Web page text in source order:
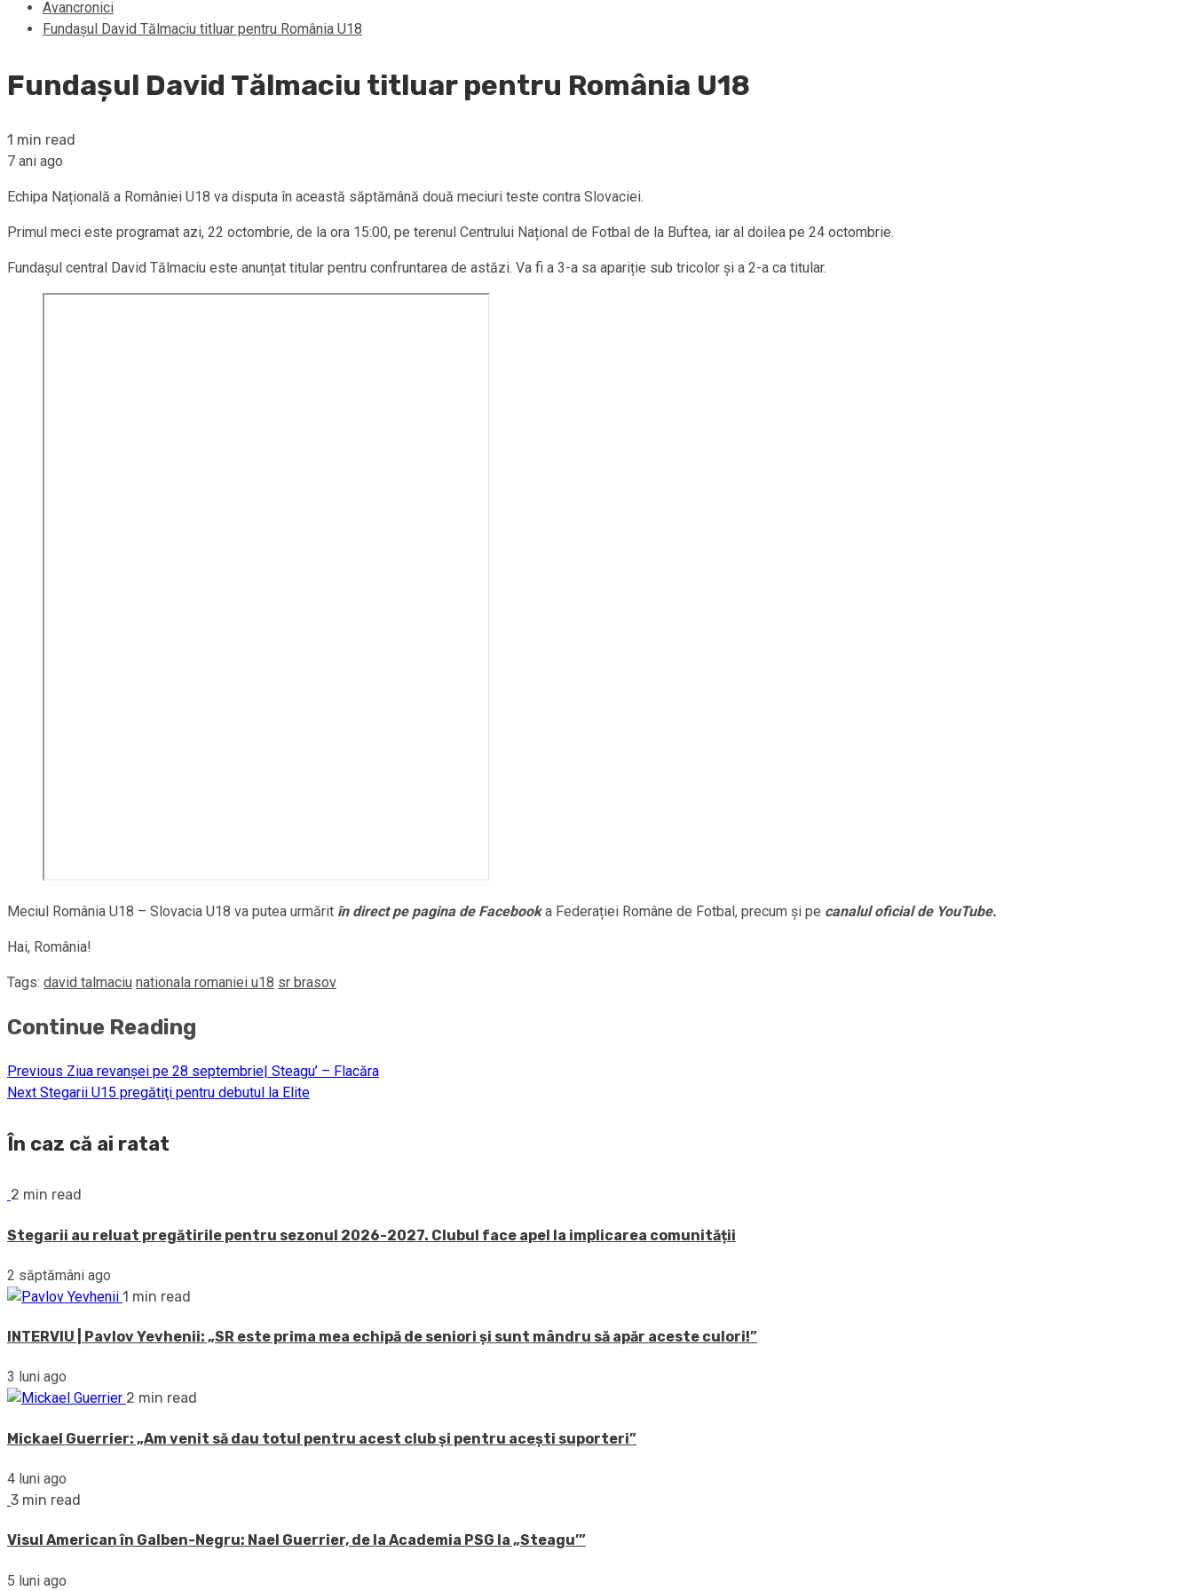
Avancronici
Fundașul David Tălmaciu titluar pentru România U18
Fundașul David Tălmaciu titluar pentru România U18
1 min read
7 ani ago
Echipa Națională a României U18 va disputa în această săptămână două meciuri teste contra Slovaciei.
Primul meci este programat azi, 22 octombrie, de la ora 15:00, pe terenul Centrului Național de Fotbal de la Buftea, iar al doilea pe 24 octombrie.
Fundașul central David Tălmaciu este anunțat titular pentru confruntarea de astăzi. Va fi a 3-a sa apariție sub tricolor și a 2-a ca titular.
Meciul România U18 – Slovacia U18 va putea urmărit în direct pe pagina de Facebooka Federației Române de Fotbal, precum și pe canalul oficial de YouTube.
Hai, România!
Tags: david talmaciu nationala romaniei u18 sr brasov
Continue Reading
Previous Ziua revanşei pe 28 septembrie| Steagu’ – Flacăra
Next Stegarii U15 pregătiţi pentru debutul la Elite
În caz că ai ratat
2 min read
Stegarii au reluat pregătirile pentru sezonul 2026-2027. Clubul face apel la implicarea comunității
2 săptămâni ago
1 min read
INTERVIU | Pavlov Yevhenii: „SR este prima mea echipă de seniori și sunt mândru să apăr aceste culori!”
3 luni ago
2 min read
Mickael Guerrier: „Am venit să dau totul pentru acest club și pentru acești suporteri”
4 luni ago
3 min read
Visul American în Galben-Negru: Nael Guerrier, de la Academia PSG la „Steagu’”
5 luni ago